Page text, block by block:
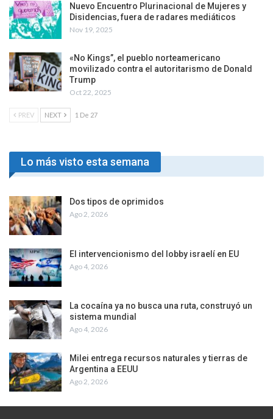
Nuevo Encuentro Plurinacional de Mujeres y
Disidencias, fuera de radares mediáticos
Nov 19, 2025
«No Kings”, el pueblo norteamericano
movilizado contra el autoritarismo de Donald
Trump
Oct 22, 2025
PREV NEXT 1 De 27
Lo más visto esta semana
Dos tipos de oprimidos
Ago 2, 2026
El intervencionismo del lobby israelí en EU
Ago 4, 2026
La cocaína ya no busca una ruta, construyó un
sistema mundial
Ago 4, 2026
Milei entrega recursos naturales y tierras de
Argentina a EEUU
Ago 2, 2026